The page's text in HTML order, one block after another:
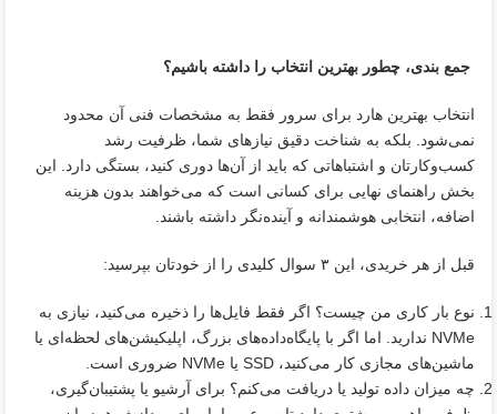
جمع بندی، چطور بهترین انتخاب را داشته باشیم؟
انتخاب بهترین هارد برای سرور فقط به مشخصات فنی آن محدود
نمی‌شود. بلکه به شناخت دقیق نیازهای شما، ظرفیت رشد
کسب‌وکارتان و اشتباهاتی که باید از آن‌ها دوری کنید، بستگی دارد. این
بخش راهنمای نهایی برای کسانی است که می‌خواهند بدون هزینه‌
اضافه، انتخابی هوشمندانه و آینده‌نگر داشته باشند.
قبل از هر خریدی، این ۳ سوال کلیدی را از خودتان بپرسید:
نوع بار کاری من چیست؟ اگر فقط فایل‌ها را ذخیره می‌کنید، نیازی به
NVMe ندارید. اما اگر با پایگاه‌داده‌های بزرگ، اپلیکیشن‌های لحظه‌ای یا
ماشین‌های مجازی کار می‌کنید، SSD یا NVMe ضروری است.
چه میزان داده تولید یا دریافت می‌کنم؟ برای آرشیو یا پشتیبان‌گیری،